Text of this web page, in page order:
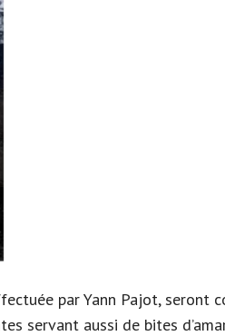
par Yann Pajot, seront
servant aussi de bites